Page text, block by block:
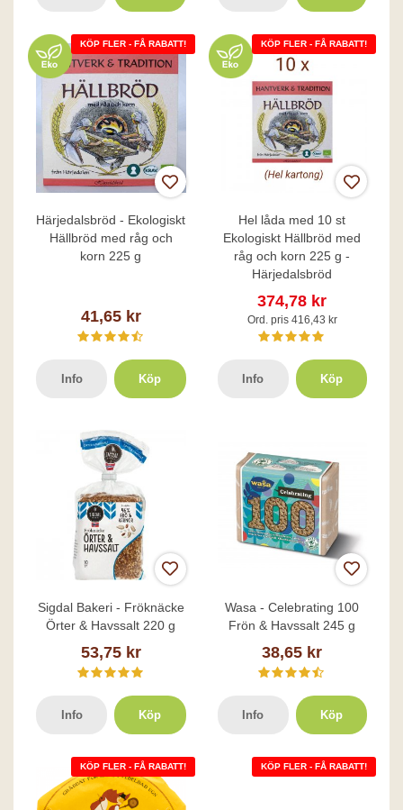
KÖP FLER - FÅ RABATT!
Härjedalsbröd - Ekologiskt
Hällbröd med råg och
korn 225 g
41,65 kr
Info Köp
KÖP FLER - FÅ RABATT!
Hel låda med 10 st
Ekologiskt Hällbröd med
råg och korn 225 g -
Härjedalsbröd
374,78 kr
Ord. pris 416,43 kr
Info Köp
Sigdal Bakeri - Fröknäcke
Örter & Havssalt 220 g
53,75 kr
Info Köp
Wasa - Celebrating 100
Frön & Havssalt 245 g
38,65 kr
Info Köp
KÖP FLER - FÅ RABATT! KÖP FLER - FÅ RABATT!